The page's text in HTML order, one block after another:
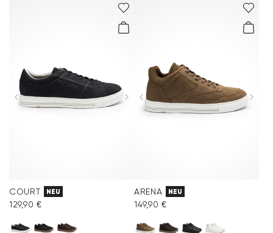
COURT NEU
129,90 €
ARENA NEU
149,90 €